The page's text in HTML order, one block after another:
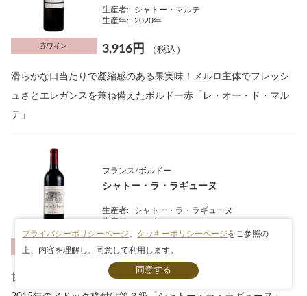
赤ワイン
生産者:
シャトー・マルテ
生産年:
2020年
3,916円 （税込）
滑らかな口当たりで凝縮感のある果実味！メルロ主体でフレッシ
ュさとエレガンスを兼ね備えたボルドー赤「レ・オー・ド・マル
テ」
赤ワイン
フランス/ボルドー
シャトー・ラ・ラギューヌ
生産者:
シャトー・ラ・ラギューヌ
生産年:
2015年
13,057円 （税込）
甘やかで凝縮感のある果実味と、豊かなタンニンが調和！最良年
プライバシーポリシーページ クッキーポリシーページをご参照の
上、内容を理解し、同意して利用します。